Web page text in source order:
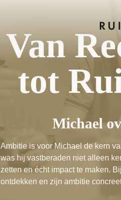
Van
tot
Michael
Ambitie is voor Michael de kern
was hij vastberaden niet alleen
zetten en écht impact te maken.
ontdekken en zijn ambitie